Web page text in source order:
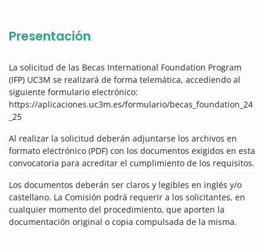
Presentación
La solicitud de las Becas International Foundation Program
(IFP) UC3M se realizará de forma telemática, accediendo al
siguiente formulario electrónico:
https://aplicaciones.uc3m.es/formulario/becas_foundation_24
_25
Al realizar la solicitud deberán adjuntarse los archivos en
formato electrónico (PDF) con los documentos exigidos en esta
convocatoria para acreditar el cumplimiento de los requisitos.
Los documentos deberán ser claros y legibles en inglés y/o
castellano. La Comisión podrá requerir a los solicitantes, en
cualquier momento del procedimiento, que aporten la
documentación original o copia compulsada de la misma.